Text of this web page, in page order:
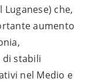
che,
aumento
di stabili
nel Medio e